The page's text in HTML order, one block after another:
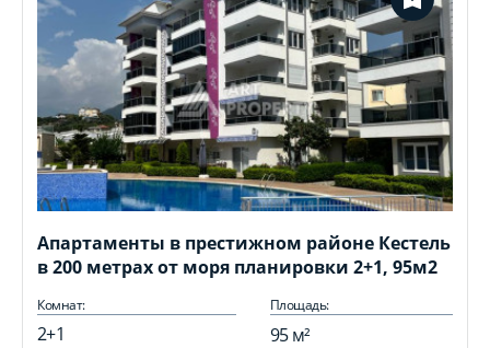
Апартаменты в престижном районе Кестель
в 200 метрах от моря планировки 2+1, 95м2
Комнат:
2+1
Площадь:
95 м²